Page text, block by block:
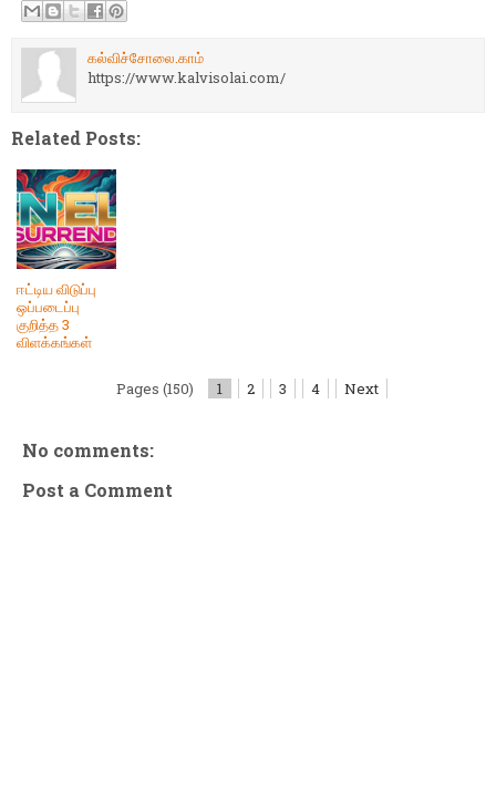
கல்விச்சோலை.காம்
https://www.kalvisolai.com/
Related Posts:
ஈட்டிய விடுப்பு
ஒப்படைப்பு
குறித்த 3
விளக்கங்கள்
Pages (150) 1 2 3 4 Next
No comments:
Post a Comment